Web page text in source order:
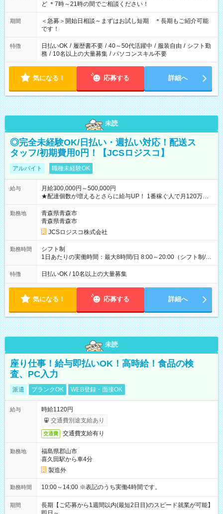
ど ＊7時～21時の間でご相談ください！
期間
＜急募＞開始日相談～まずはお試し短期 ＊長期もご紹介可能
です！
特徴 日払いOK / 履歴書不要 / 40～50代活躍中 / 服装自由 / シフト勤
務 / 10名以上の大量募集 / パソコンスキル不要
気になる！ 応募する 詳細へ
未読
◎完全未経験OK/日払い・週払い対応！配送ス
タッフ/初期費用0円！【JCSロジスコ】
アルバイト 職種未経験OK
給与
月給300,000円～500,000円
★配達個数が増えるとさらに給与UP！ 1番稼ぐ人で月120万ほ
ど！ ・主要都市エリア 月収55万円／週5日稼働 月収65万~112
万円／週6日稼働 ・地方郊外エリア 月収40万円／週5日稼働 月
収40万円~50万円／週6日稼働 ＜モデルイメージ＞ ■月収50万
円 (27歳男性/江東区在住)※元建築関係 1日150個配達×25日勤務
(日休み) ■月収80万円(43歳男性/墨田区在住)※元営業 1日200個
勤務地
青森県青森市
青森県青森市
JCSロジスコ株式会社
勤務時間
シフト制
1日あたりの実働時間：最大8時間/日 8:00～20:00（シフト制/実
働8時間） ※週5日勤務（場所次第では週4も有り） ※配達状況
によって時間外での勤務可能性有り ※案件により多少の前後あ
特徴 日払いOK / 10名以上の大量募集
気になる！ 応募する 詳細へ
未読
座り仕事！給与即払いOK！高時給！食品の検
査、PC入力
派遣 ブランクOK WEB登録・面接OK
給与
時給1120円
交通費別途支給あり
交通費 交通費支給有り
勤務地
福島県郡山市
喜久田駅から車4分
製造外
勤務時間 10:00～14:00 ※表記のうち実働4時間です。
期間
長期【ご応募から1週間以内(最短2日目)のスピード就業が可能】